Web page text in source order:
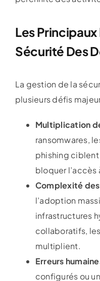
Les Principaux
Sécurité Des
La gestion de la
plusieurs défis
Multiplication
ransomwares,
phishing ciblent
bloquer l’accès
Complexité
l’adoption
infrastructures
collaboratifs,
multiplient.
Erreurs
configurés ou